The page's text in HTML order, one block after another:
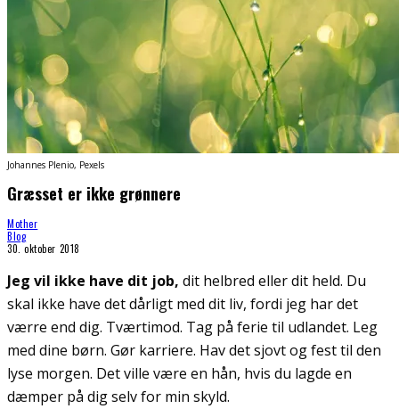
Johannes Plenio, Pexels
Græsset er ikke grønnere
Mother
Blog
30. oktober 2018
Jeg vil ikke have dit job, dit helbred eller dit held. Du
skal ikke have det dårligt med dit liv, fordi jeg har det
værre end dig. Tværtimod. Tag på ferie til udlandet. Leg
med dine børn. Gør karriere. Hav det sjovt og fest til den
lyse morgen. Det ville være en hån, hvis du lagde en
dæmper på dig selv for min skyld.